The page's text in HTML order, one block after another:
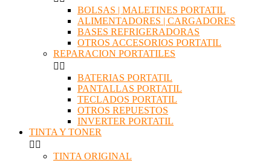
BOLSAS | MALETINES PORTATIL
ALIMENTADORES | CARGADORES
BASES REFRIGERADORAS
OTROS ACCESORIOS PORTATIL
REPARACION PORTATILES
 
BATERIAS PORTATIL
PANTALLAS PORTATIL
TECLADOS PORTATIL
OTROS REPUESTOS
INVERTER PORTATIL
TINTA Y TONER
 
TINTA ORIGINAL